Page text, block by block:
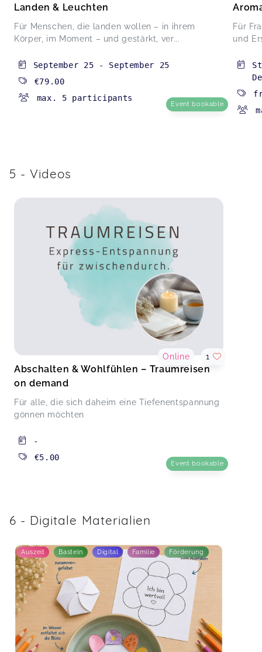
Landen & Leuchten
Für Menschen, die landen wollen – in ihrem
Körper, im Moment – und gestärkt, ver...
September 25 - September 25
€79.00
max. 5 participants
Event bookable
Für
und
5 - Videos
Abschalten & Wohlfühlen – Traumreisen
on demand
Für alle, die sich daheim eine Tiefenentspannung
gönnen möchten
Online 1
-
€5.00
Event bookable
6 - Digitale Materialien
Auszeit Basteln Digital Familie Förderung